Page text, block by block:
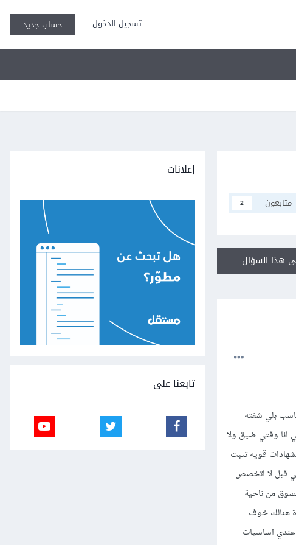
تسجيل الدخول حساب جديد
متابعون 2
هذا السؤال
بلي شفته
انا وقتي ضيق ولا
قويه تثبت
قبل لا اتخصص
من ناحية
هنالك خوف
اساسيات
إعلانات
تابعنا على